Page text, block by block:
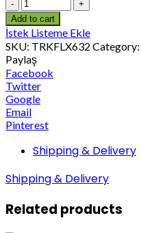
Add to cart
İstek Listeme Ekle
SKU: TRKFLX632 Category:
Paylaş
Facebook
Twitter
Google
Email
Pinterest
Shipping & Delivery
Shipping & Delivery
Related products